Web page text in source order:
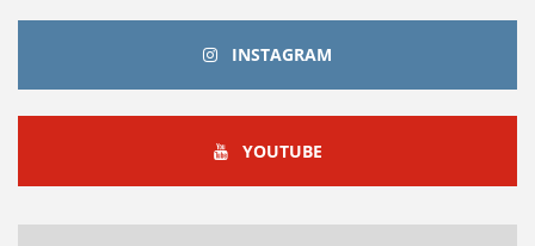
INSTAGRAM
YOUTUBEYOUTUBE